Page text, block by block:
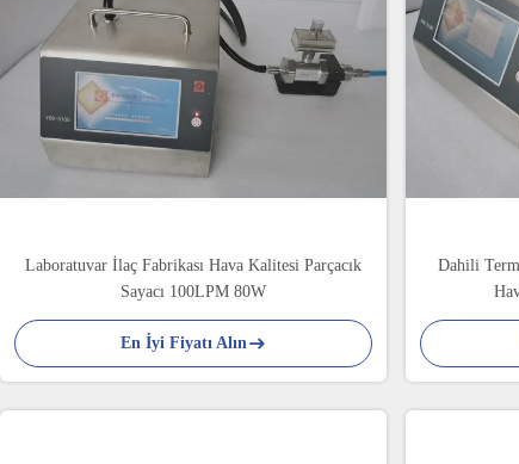
Laboratuvar İlaç Fabrikası Hava Kalitesi Parçacık
Sayacı 100LPM 80W
En İyi Fiyatı Alın
Dahili